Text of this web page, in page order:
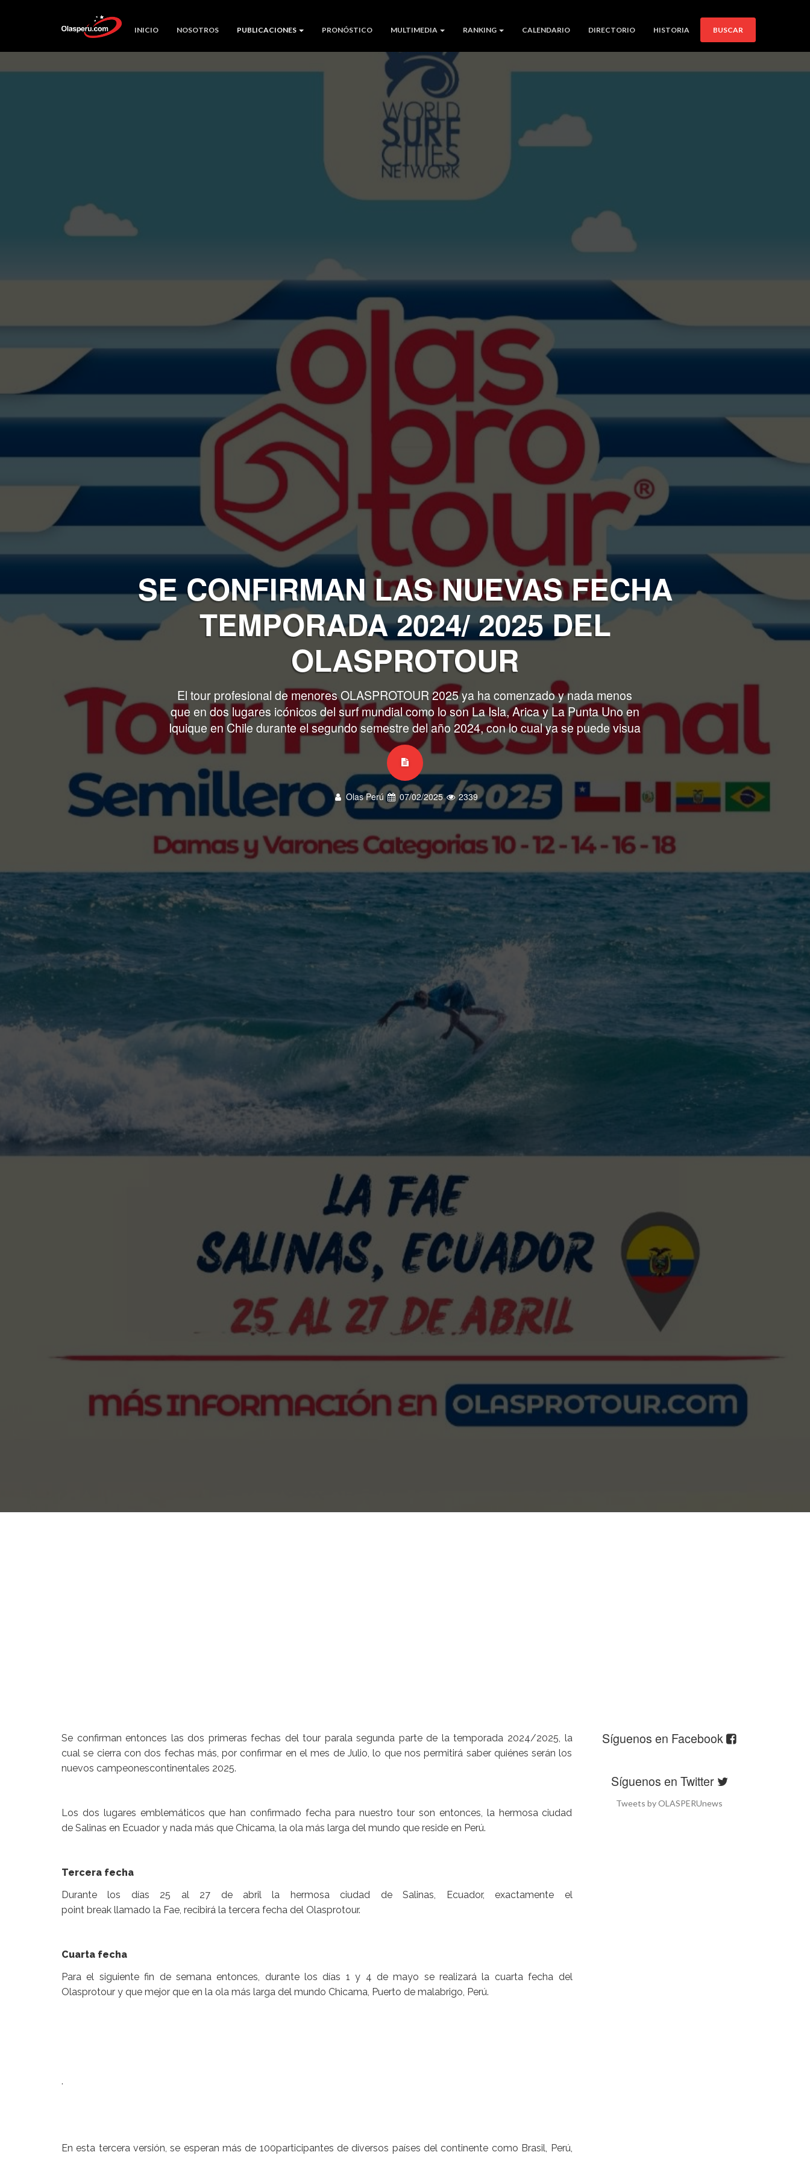
INICIO NOSOTROS PUBLICACIONES PRONÓSTICO MULTIMEDIA RANKING CALENDARIO DIRECTORIO HISTORIA BUSCAR
SE CONFIRMAN LAS NUEVAS FECHA
TEMPORADA 2024/ 2025 DEL
OLASPROTOUR
El tour profesional de menores OLASPROTOUR 2025 ya ha comenzado y nada menos
que en dos lugares icónicos del surf mundial como lo son La Isla, Arica y La Punta Uno en
Iquique en Chile durante el segundo semestre del año 2024, con lo cual ya se puede visua
Olas Perú 07/02/2025 2339
Se confirman entonces las dos primeras fechas del tour parala segunda parte de la temporada 2024/2025, la
cual se cierra con dos fechas más, por confirmar en el mes de Julio, lo que nos permitirá saber quiénes serán los
nuevos campeonescontinentales 2025.
Los dos lugares emblemáticos que han confirmado fecha para nuestro tour son entonces, la hermosa ciudad
de Salinas en Ecuador y nada más que Chicama, la ola más larga del mundo que reside en Perú.
Tercera fecha
Durante los días 25 al 27 de abril la hermosa ciudad de Salinas, Ecuador, exactamente el
point break llamado la Fae, recibirá la tercera fecha del Olasprotour.
Cuarta fecha
Para el siguiente fin de semana entonces, durante los días 1 y 4 de mayo se realizará la cuarta fecha del
Olasprotour y que mejor que en la ola más larga del mundo Chicama, Puerto de malabrigo, Perú.
.
En esta tercera versión, se esperan más de 100participantes de diversos países del continente como Brasil, Perú,
Síguenos en Facebook
Síguenos en Twitter
Tweets by OLASPERUnews